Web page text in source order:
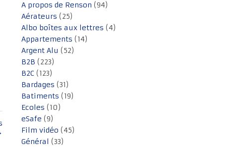
A propos de Renson (94)
Aérateurs (25)
Albo boîtes aux lettres (4)
Appartements (14)
Argent Alu (52)
B2B (223)
B2C (123)
Bardages (31)
Batiments (19)
Ecoles (10)
eSafe (9)
Film vidéo (45)
Général (33)